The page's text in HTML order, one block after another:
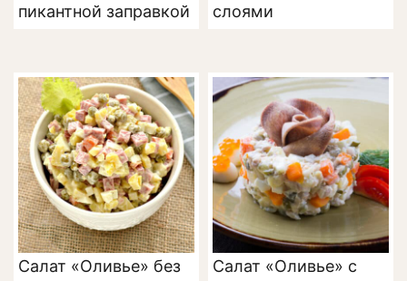
пикантной заправкой
слоями
Салат «Оливье» без
Салат «Оливье» с